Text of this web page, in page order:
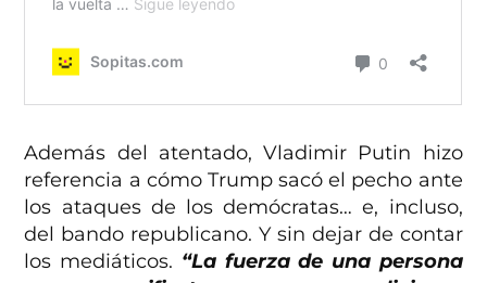
Además del atentado, Vladimir Putin hizo
referencia a cómo Trump sacó el pecho ante
los ataques de los demócratas… e, incluso,
del bando republicano. Y sin dejar de contar
los mediáticos. “La fuerza de una persona